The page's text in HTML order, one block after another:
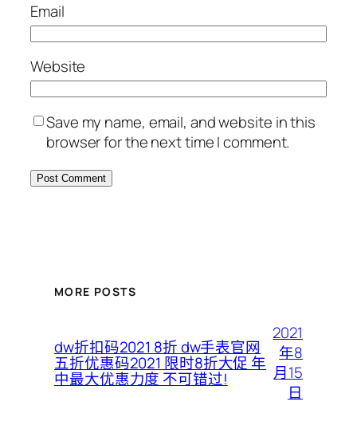
Email
Website
Save my name, email, and website in this
browser for the next time I comment.
MORE POSTS
dw折扣码2021 8折 dw手表官网
五折优惠码2021 限时8折大促 年
中最大优惠力度 不可错过!
2021
年8
月15
日